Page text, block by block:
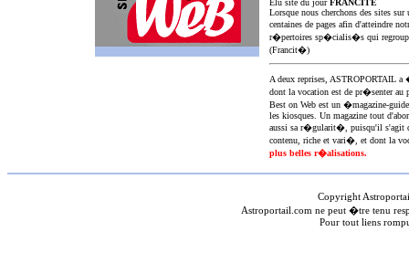
Elu site du jourFRANCITE
Lorsque nous cherchons des sites
centaines de pages afin d'atteindre
r�pertoires sp�cialis�s qui
(Francit�)
A deux reprises,
dont la vocation est de pr�senter au
Best on Web est un �magazine-
les kiosques. Un magazine tout
aussi sa r�gularit�, puisqu'il s'agit
contenu, riche et vari�, et dont la
plus belles r�alisations.
Copyright
Astroportail.com ne peut �tre tenu
Pour tout liens